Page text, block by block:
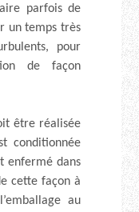
parfois de
un temps très
pour
de façon
être réalisée
conditionnée
enfermé dans
cette façon à
au